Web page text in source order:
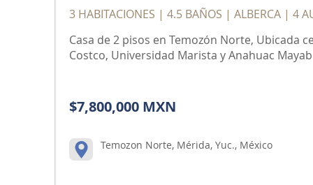
3 HABITACIONES | 4.5 BAÑOS | ALBERCA | 4
Casa de 2 pisos en Temozón Norte, Ubicada
Costco, Universidad Marista y Anahuac Mayab
$7,800,000 MXN
Temozon Norte, Mérida, Yuc., México